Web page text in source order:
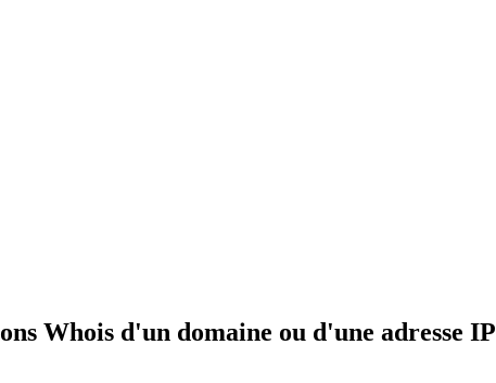
Whois d'un domaine ou d'une adresse IP